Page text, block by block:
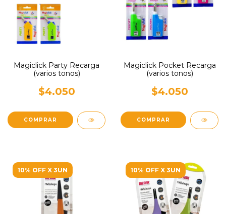
Magiclick Party Recarga
(varios tonos)
$4.050
Magiclick Pocket Recarga
(varios tonos)
$4.050
10% OFF X 3UN 10% OFF X 3UN